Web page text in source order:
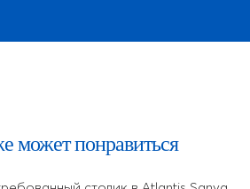
может понравиться